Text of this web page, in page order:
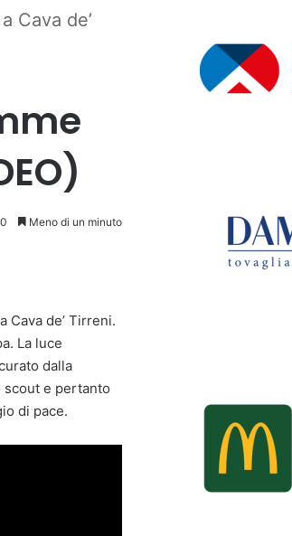
Cava de’
0 Meno di un minuto
Cava de’ Tirreni.
La luce
dalla
scout e pertanto
di pace.